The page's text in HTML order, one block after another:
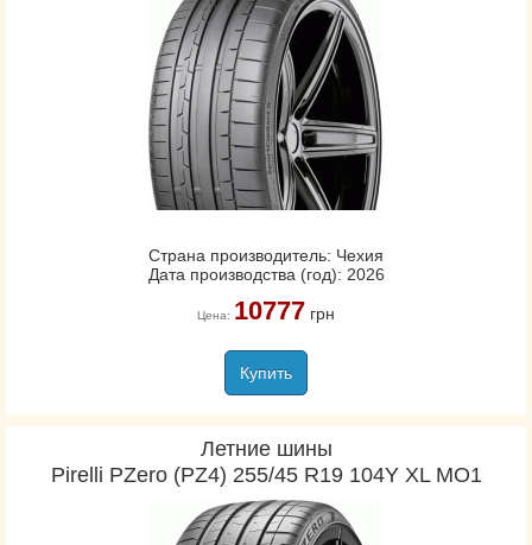
Страна производитель: Чехия
Дата производства (год): 2026
Цена: 10777грн
Купить
Летние шины
Pirelli PZero (PZ4) 255/45 R19 104Y XL MO1